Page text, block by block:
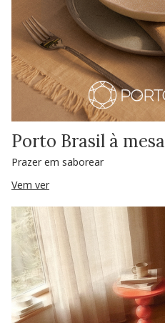
Porto Brasil à mesa
Prazer em saborear
Vem ver